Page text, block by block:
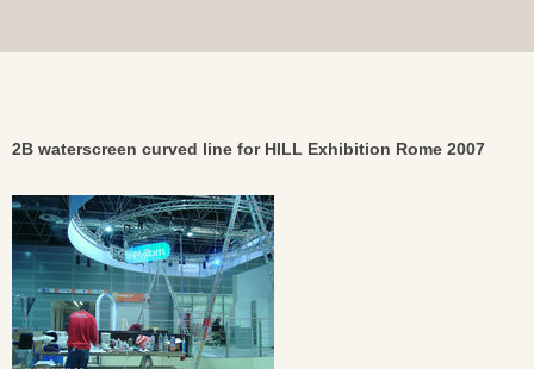
2B waterscreen curved line for HILL Exhibition Rome 2007